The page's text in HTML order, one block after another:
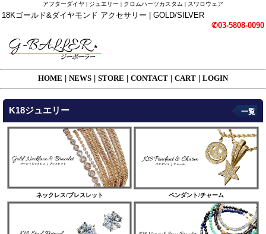
アフターダイヤ | ジュエリー | クロムハーツカスタム | スワロウェア
18Kゴールド&ダイヤモンド アクセサリー | GOLD/SILVER
✆03-5808-0090
HOME NEWS STORE CONTACT CART LOGIN
K18ジュエリー
ネックレス/ブレスレット ペンダント/チャーム
一覧